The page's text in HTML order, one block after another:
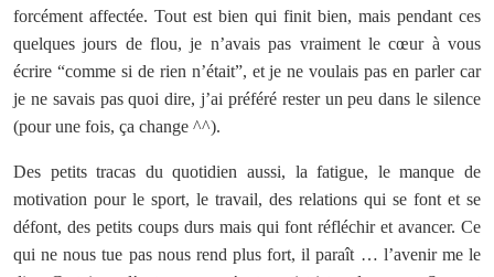
forcément affectée. Tout est bien qui finit bien, mais pendant ces
quelques jours de flou, je n’avais pas vraiment le cœur à vous
écrire “comme si de rien n’était”, et je ne voulais pas en parler car
je ne savais pas quoi dire, j’ai préféré rester un peu dans le silence
(pour une fois, ça change ^^).
Des petits tracas du quotidien aussi, la fatigue, le manque de
motivation pour le sport, le travail, des relations qui se font et se
défont, des petits coups durs mais qui font réfléchir et avancer. Ce
qui ne nous tue pas nous rend plus fort, il paraît … l’avenir me le